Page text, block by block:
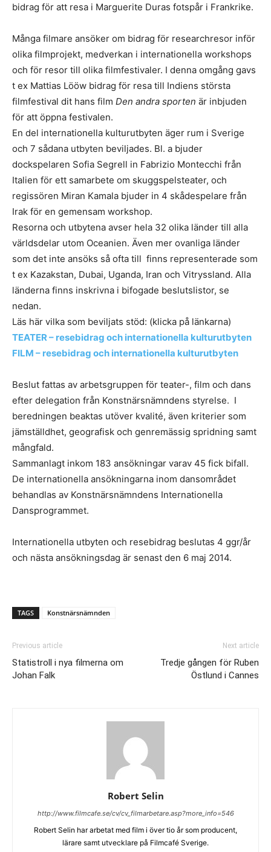
bidrag för att resa i Marguerite Duras fotspår i Frankrike.
Många filmare ansöker om bidrag för researchresor inför
olika filmprojekt, medverkan i internationella workshops
och för resor till olika filmfestivaler. I denna omgång gavs
t ex Mattias Lööw bidrag för resa till Indiens största
filmfestival dit hans film Den andra sporten är inbjuden
för att öppna festivalen.
En del internationella kulturutbyten äger rum i Sverige
och 7 sådana utbyten beviljades. Bl. a bjuder
dockspelaren Sofia Segrell in Fabrizio Montecchi från
Italien för ett samarbete om skuggspelsteater, och
regissören Miran Kamala bjuder in 4 skådespelare från
Irak för en gemensam workshop.
Resorna och utbytena avser hela 32 olika länder till alla
världsdelar utom Oceanien. Även mer ovanliga länder
som det inte ansöks så ofta till finns representerade som
t ex Kazakstan, Dubai, Uganda, Iran och Vitryssland. Alla
länderna finns inskrivna i bifogade beslutslistor, se
nedan.
Läs här vilka som beviljats stöd: (klicka på länkarna)
TEATER – resebidrag och internationella kulturutbyten
FILM – resebidrag och internationella kulturutbyten
Beslut fattas av arbetsgruppen för teater-, film och dans
efter delegation från Konstnärsnämndens styrelse. I
beredningen beaktas utöver kvalité, även kriterier som
jämställdhet, geografisk och genremässig spridning samt
mångfald.
Sammanlagt inkom 183 ansökningar varav 45 fick bifall.
De internationella ansökningarna inom dansområdet
behandlas av Konstnärsnämndens Internationella
Dansprogrammet.
Internationella utbyten och resebidrag beslutas 4 ggr/år
och nästa ansökningsdag är senast den 6 maj 2014.
TAGS Konstnärsnämnden
Previous article
Statistroll i nya filmerna om
Johan Falk
Next article
Tredje gången för Ruben
Östlund i Cannes
Robert Selin
http://www.filmcafe.se/cv/cv_filmarbetare.asp?more_info=546
Robert Selin har arbetat med film i över tio år som producent,
lärare samt utvecklare på Filmcafé Sverige.